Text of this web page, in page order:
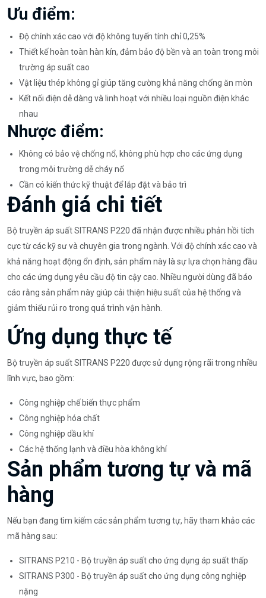
Ưu điểm:
Độ chính xác cao với độ không tuyến tính chỉ 0,25%
Thiết kế hoàn toàn hàn kín, đảm bảo độ bền và an toàn trong môi
trường áp suất cao
Vật liệu thép không gỉ giúp tăng cường khả năng chống ăn mòn
Kết nối điện dễ dàng và linh hoạt với nhiều loại nguồn điện khác
nhau
Nhược điểm:
Không có bảo vệ chống nổ, không phù hợp cho các ứng dụng
trong môi trường dễ cháy nổ
Cần có kiến thức kỹ thuật để lắp đặt và bảo trì
Đánh giá chi tiết
Bộ truyền áp suất SITRANS P220 đã nhận được nhiều phản hồi tích
cực từ các kỹ sư và chuyên gia trong ngành. Với độ chính xác cao và
khả năng hoạt động ổn định, sản phẩm này là sự lựa chọn hàng đầu
cho các ứng dụng yêu cầu độ tin cậy cao. Nhiều người dùng đã báo
cáo rằng sản phẩm này giúp cải thiện hiệu suất của hệ thống và
giảm thiểu rủi ro trong quá trình vận hành.
Ứng dụng thực tế
Bộ truyền áp suất SITRANS P220 được sử dụng rộng rãi trong nhiều
lĩnh vực, bao gồm:
Công nghiệp chế biến thực phẩm
Công nghiệp hóa chất
Công nghiệp dầu khí
Các hệ thống lạnh và điều hòa không khí
Sản phẩm tương tự và mã
hàng
Nếu bạn đang tìm kiếm các sản phẩm tương tự, hãy tham khảo các
mã hàng sau:
SITRANS P210 - Bộ truyền áp suất cho ứng dụng áp suất thấp
SITRANS P300 - Bộ truyền áp suất cho ứng dụng công nghiệp
nặng